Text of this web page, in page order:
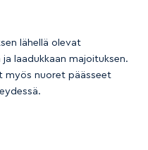
lähellä olevat
laadukkaan majoituksen.
myös nuoret päässeet